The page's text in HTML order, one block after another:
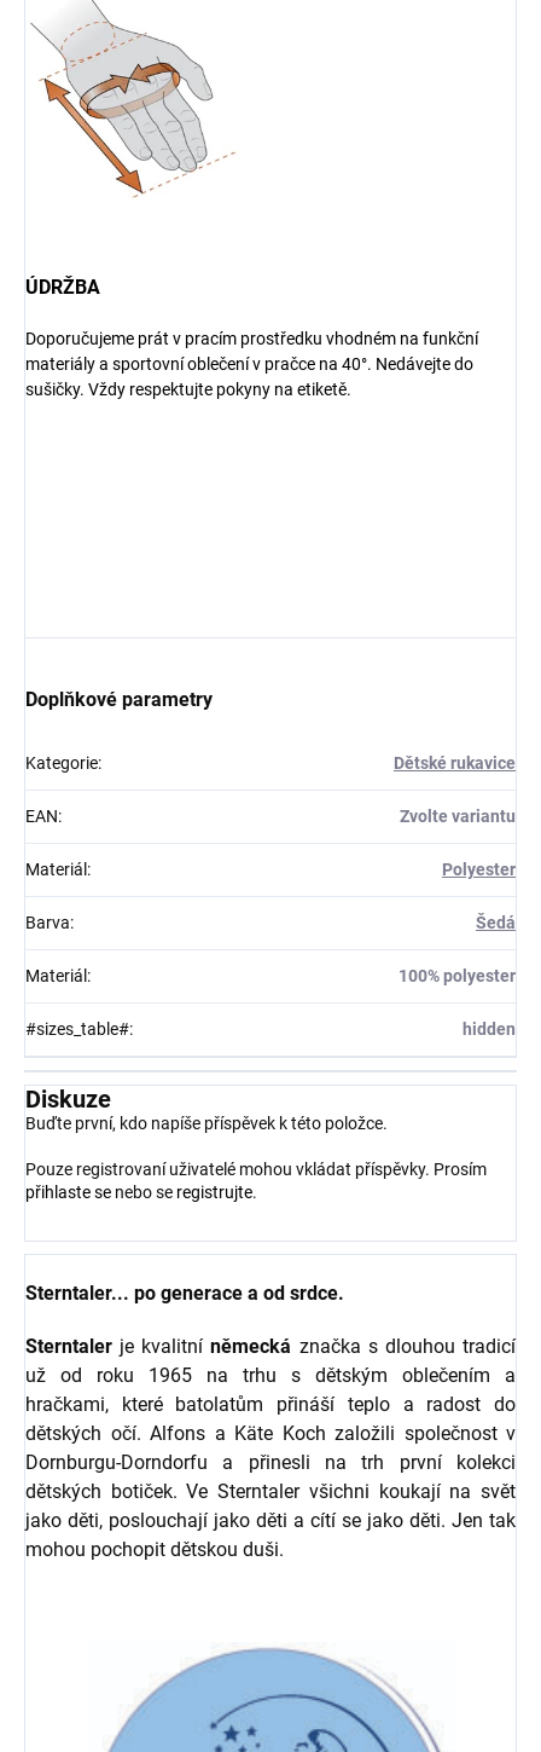
ÚDRŽBA
Doporučujeme prát v pracím prostředku vhodném na funkční
materiály a sportovní oblečení v pračce na 40°. Nedávejte do
sušičky. Vždy respektujte pokyny na etiketě.
Doplňkové parametry
Kategorie: Dětské rukavice
EAN: Zvolte variantu
Materiál : Polyester
Barva: Šedá
Materiál : 100% polyester
#sizes_table#: hidden
Diskuze
Buďte první, kdo napíše příspěvek k této položce.
Pouze registrovaní uživatelé mohou vkládat příspěvky. Prosím
přihlaste se nebo se registrujte.
Sterntaler... po generace a od srdce.
Sterntaler je kvalitníněmecká značka s dlouhou tradicí
už od roku 1965 na trhu s dětským oblečením a
hračkami, které batolatům přináší teplo a radost do
dětských očí. Alfons a Käte Koch založili společnost v
Dornburgu-Dorndorfu a přinesli na trh první kolekci
dětských botiček. Ve Sterntaler všichni koukají na svět
jako děti, poslouchají jako děti a cítí se jako děti. Jen tak
mohou pochopit dětskou duši.